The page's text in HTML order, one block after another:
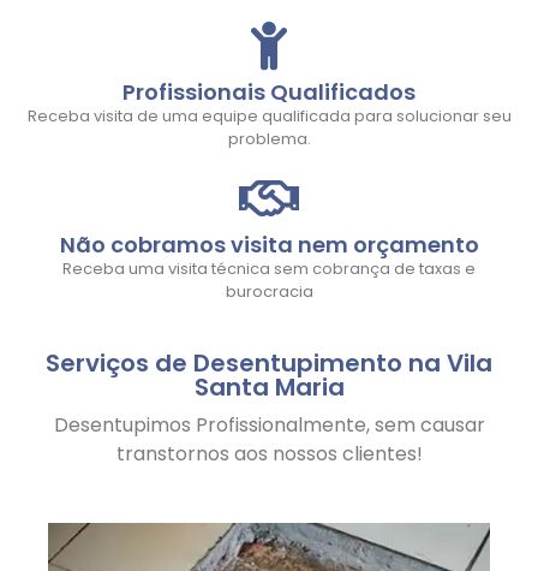
Profissionais Qualificados
Receba visita de uma equipe qualificada para solucionar seu
problema.
Não cobramos visita nem orçamento
Receba uma visita técnica sem cobrança de taxas e
burocracia
Serviços de Desentupimento na Vila
Santa Maria
Desentupimos Profissionalmente, sem causar
transtornos aos nossos clientes!